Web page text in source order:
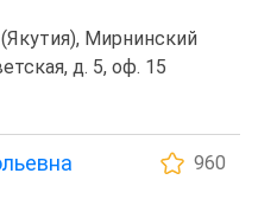
Мирнинский
д. 5, оф. 15
960